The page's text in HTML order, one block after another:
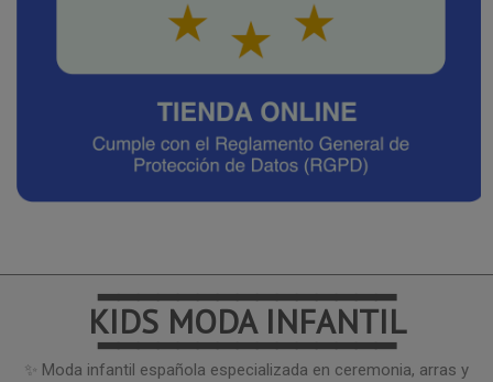
━━━━━━━━━━━━━━━
KIDS MODA INFANTIL
━━━━━━━━━━━━━━━
✨ Moda infantil española especializada en ceremonia, arras y